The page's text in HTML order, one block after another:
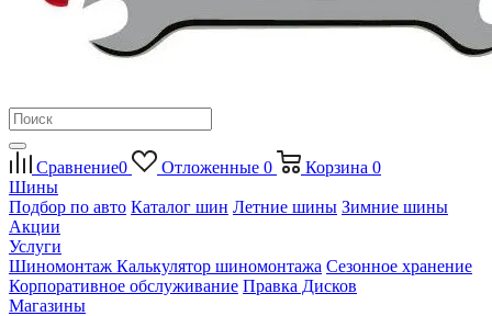
Сравнение0 Отложенные 0 Корзина 0
Шины
Подбор по авто Каталог шин Летние шины Зимние шины
Акции
Услуги
Шиномонтаж Калькулятор шиномонтажа Сезонное хранение
Корпоративное обслуживание Правка Дисков
Магазины